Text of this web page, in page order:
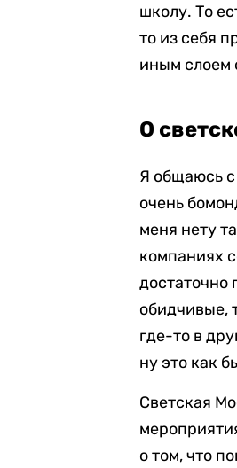
школу. То
то из себя
иным слоем
О
Я общаюсь
очень
меня нету
компаниях
обидчивые,
где-то в
ну это как
Светская
о том, что